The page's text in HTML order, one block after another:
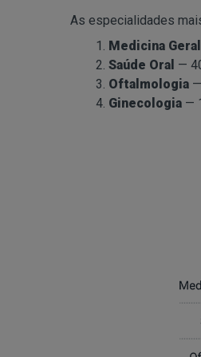
As especialidades
Medicina Geral
Saúde Oral —
Oftalmologia
Ginecologia —